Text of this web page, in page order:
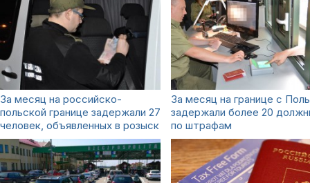
За месяц на российско-
польской границе задержали 27
человек, объявленных в розыск
За месяц на границе с
задержали более 20
по штрафам